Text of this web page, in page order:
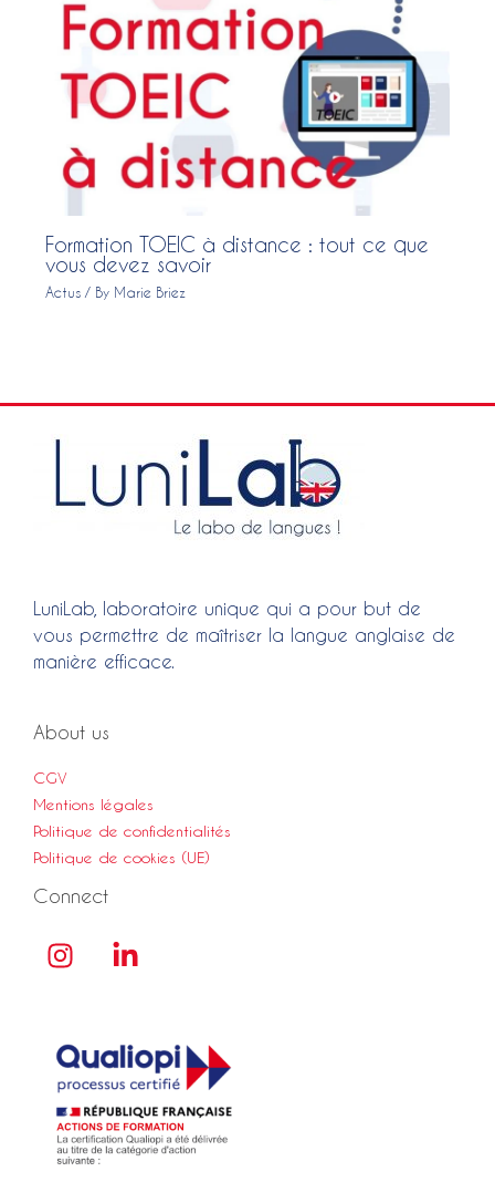
Formation TOEIC à distance : tout ce que
vous devez savoir
Actus / By Marie Briez
LuniLab, laboratoire unique qui a pour but de
vous permettre de maîtriser la langue anglaise de
manière efficace.
About us
CGV
Mentions légales
Politique de confidentialités
Politique de cookies (UE)
Connect